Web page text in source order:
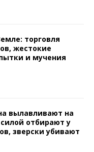
торговля
жестокие
и мучения
вылавливают на
отбирают у
зверски убивают